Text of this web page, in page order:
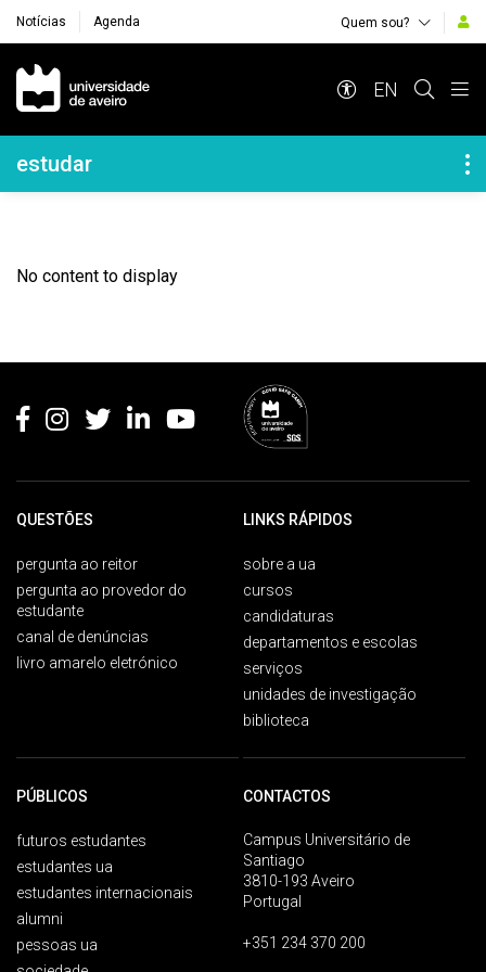
Notícias Agenda Quem sou?
Navegação Principal
EN
Navegação Lateral
estudar
No content to display
QUESTÕES
pergunta ao reitor
pergunta ao provedor do
estudante
canal de denúncias
livro amarelo eletrónico
LINKS RÁPIDOS
sobre a ua
cursos
candidaturas
departamentos e escolas
serviços
unidades de investigação
biblioteca
PÚBLICOS
futuros estudantes
estudantes ua
estudantes internacionais
alumni
pessoas ua
CONTACTOS
Campus Universitário de
Santiago
3810-193 Aveiro
Portugal
+351 234 370 200